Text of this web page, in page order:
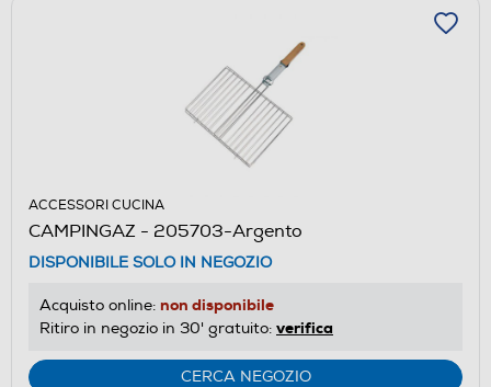
ACCESSORI CUCINA
CAMPINGAZ - 205703-Argento
DISPONIBILE SOLO IN NEGOZIO
Acquisto online: non disponibile
Ritiro in negozio in 30' gratuito: verifica
CERCA NEGOZIO